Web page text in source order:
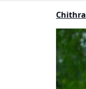
Chithra